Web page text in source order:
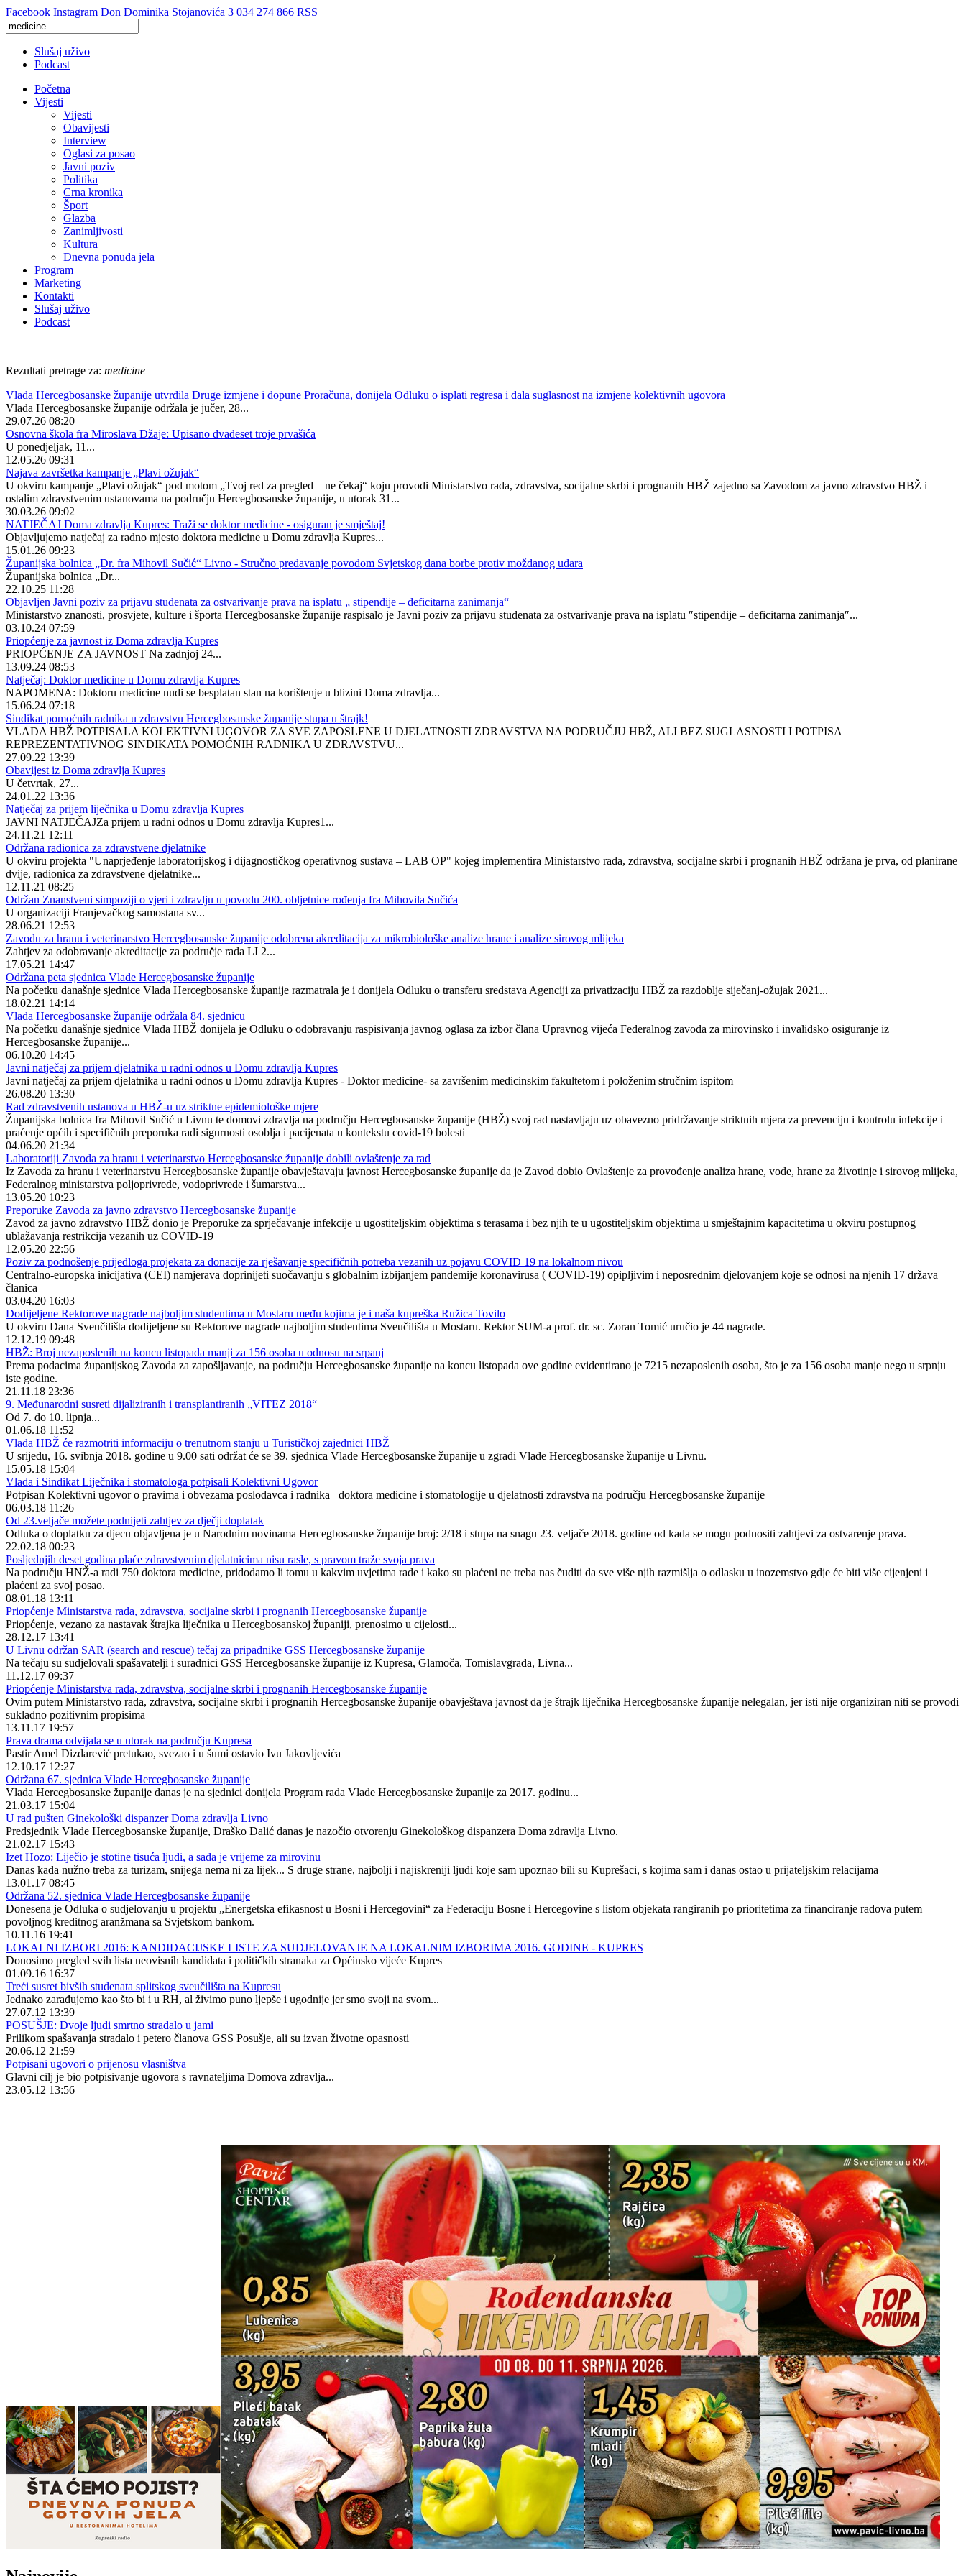
Facebook Instagram Don Dominika Stojanovića 3 034 274 866 RSS
Slušaj uživo
Podcast
Početna
Vijesti
Vijesti
Obavijesti
Interview
Oglasi za posao
Javni poziv
Politika
Crna kronika
Šport
Glazba
Zanimljivosti
Kultura
Dnevna ponuda jela
Program
Marketing
Kontakti
Slušaj uživo
Podcast
Rezultati pretrage za: medicine
Vlada Hercegbosanske županije utvrdila Druge izmjene i dopune Proračuna, donijela Odluku o isplati regresa i dala suglasnost na izmjene kolektivnih ugovora
Vlada Hercegbosanske županije održala je jučer, 28...
29.07.26 08:20
Osnovna škola fra Miroslava Džaje: Upisano dvadeset troje prvašića
U ponedjeljak, 11...
12.05.26 09:31
Najava završetka kampanje „Plavi ožujak“
U okviru kampanje „Plavi ožujak“ pod motom „Tvoj red za pregled – ne čekaj“ koju provodi Ministarstvo rada, zdravstva, socijalne skrbi i prognanih HBŽ zajedno sa Zavodom za javno zdravstvo HBŽ i
ostalim zdravstvenim ustanovama na području Hercegbosanske županije, u utorak 31...
30.03.26 09:02
NATJEČAJ Doma zdravlja Kupres: Traži se doktor medicine - osiguran je smještaj!
Objavljujemo natječaj za radno mjesto doktora medicine u Domu zdravlja Kupres...
15.01.26 09:23
Županijska bolnica „Dr. fra Mihovil Sučić“ Livno - Stručno predavanje povodom Svjetskog dana borbe protiv moždanog udara
Županijska bolnica „Dr...
22.10.25 11:28
Objavljen Javni poziv za prijavu studenata za ostvarivanje prava na isplatu „ stipendije – deficitarna zanimanja“
Ministarstvo znanosti, prosvjete, kulture i športa Hercegbosanske županije raspisalo je Javni poziv za prijavu studenata za ostvarivanje prava na isplatu ″stipendije – deficitarna zanimanja″...
03.10.24 07:59
Priopćenje za javnost iz Doma zdravlja Kupres
PRIOPĆENJE ZA JAVNOST Na zadnjoj 24...
13.09.24 08:53
Natječaj: Doktor medicine u Domu zdravlja Kupres
NAPOMENA: Doktoru medicine nudi se besplatan stan na korištenje u blizini Doma zdravlja...
15.06.24 07:18
Sindikat pomoćnih radnika u zdravstvu Hercegbosanske županije stupa u štrajk!
VLADA HBŽ POTPISALA KOLEKTIVNI UGOVOR ZA SVE ZAPOSLENE U DJELATNOSTI ZDRAVSTVA NA PODRUČJU HBŽ, ALI BEZ SUGLASNOSTI I POTPISA
REPREZENTATIVNOG SINDIKATA POMOĆNIH RADNIKA U ZDRAVSTVU...
27.09.22 13:39
Obavijest iz Doma zdravlja Kupres
U četvrtak, 27...
24.01.22 13:36
Natječaj za prijem liječnika u Domu zdravlja Kupres
JAVNI NATJEČAJZa prijem u radni odnos u Domu zdravlja Kupres1...
24.11.21 12:11
Održana radionica za zdravstvene djelatnike
U okviru projekta "Unaprjeđenje laboratorijskog i dijagnostičkog operativnog sustava – LAB OP" kojeg implementira Ministarstvo rada, zdravstva, socijalne skrbi i prognanih HBŽ održana je prva, od planirane
dvije, radionica za zdravstvene djelatnike...
12.11.21 08:25
Održan Znanstveni simpoziji o vjeri i zdravlju u povodu 200. obljetnice rođenja fra Mihovila Sučića
U organizaciji Franjevačkog samostana sv...
28.06.21 12:53
Zavodu za hranu i veterinarstvo Hercegbosanske županije odobrena akreditacija za mikrobiološke analize hrane i analize sirovog mlijeka
Zahtjev za odobravanje akreditacije za područje rada LI 2...
17.05.21 14:47
Održana peta sjednica Vlade Hercegbosanske županije
Na početku današnje sjednice Vlada Hercegbosanske županije razmatrala je i donijela Odluku o transferu sredstava Agenciji za privatizaciju HBŽ za razdoblje siječanj-ožujak 2021...
18.02.21 14:14
Vlada Hercegbosanske županije održala 84. sjednicu
Na početku današnje sjednice Vlada HBŽ donijela je Odluku o odobravanju raspisivanja javnog oglasa za izbor člana Upravnog vijeća Federalnog zavoda za mirovinsko i invalidsko osiguranje iz
Hercegbosanske županije...
06.10.20 14:45
Javni natječaj za prijem djelatnika u radni odnos u Domu zdravlja Kupres
Javni natječaj za prijem djelatnika u radni odnos u Domu zdravlja Kupres - Doktor medicine- sa završenim medicinskim fakultetom i položenim stručnim ispitom
26.08.20 13:30
Rad zdravstvenih ustanova u HBŽ-u uz striktne epidemiološke mjere
Županijska bolnica fra Mihovil Sučić u Livnu te domovi zdravlja na području Hercegbosanske županije (HBŽ) svoj rad nastavljaju uz obavezno pridržavanje striktnih mjera za prevenciju i kontrolu infekcije i
praćenje općih i specifičnih preporuka radi sigurnosti osoblja i pacijenata u kontekstu covid-19 bolesti
04.06.20 21:34
Laboratoriji Zavoda za hranu i veterinarstvo Hercegbosanske županije dobili ovlaštenje za rad
Iz Zavoda za hranu i veterinarstvu Hercegbosanske županije obavještavaju javnost Hercegbosanske županije da je Zavod dobio Ovlaštenje za provođenje analiza hrane, vode, hrane za životinje i sirovog mlijeka,
Federalnog ministarstva poljoprivrede, vodoprivrede i šumarstva...
13.05.20 10:23
Preporuke Zavoda za javno zdravstvo Hercegbosanske županije
Zavod za javno zdravstvo HBŽ donio je Preporuke za sprječavanje infekcije u ugostiteljskim objektima s terasama i bez njih te u ugostiteljskim objektima u smještajnim kapacitetima u okviru postupnog
ublažavanja restrikcija vezanih uz COVID-19
12.05.20 22:56
Poziv za podnošenje prijedloga projekata za donacije za rješavanje specifičnih potreba vezanih uz pojavu COVID 19 na lokalnom nivou
Centralno-europska inicijativa (CEI) namjerava doprinijeti suočavanju s globalnim izbijanjem pandemije koronavirusa ( COVID-19) opipljivim i neposrednim djelovanjem koje se odnosi na njenih 17 država
članica
03.04.20 16:03
Dodijeljene Rektorove nagrade najboljim studentima u Mostaru među kojima je i naša kupreška Ružica Tovilo
U okviru Dana Sveučilišta dodijeljene su Rektorove nagrade najboljim studentima Sveučilišta u Mostaru. Rektor SUM-a prof. dr. sc. Zoran Tomić uručio je 44 nagrade.
12.12.19 09:48
HBŽ: Broj nezaposlenih na koncu listopada manji za 156 osoba u odnosu na srpanj
Prema podacima županijskog Zavoda za zapošljavanje, na području Hercegbosanske županije na koncu listopada ove godine evidentirano je 7215 nezaposlenih osoba, što je za 156 osoba manje nego u srpnju
iste godine.
21.11.18 23:36
9. Međunarodni susreti dijaliziranih i transplantiranih „VITEZ 2018“
Od 7. do 10. lipnja...
01.06.18 11:52
Vlada HBŽ će razmotriti informaciju o trenutnom stanju u Turističkoj zajednici HBŽ
U srijedu, 16. svibnja 2018. godine u 9.00 sati održat će se 39. sjednica Vlade Hercegbosanske županije u zgradi Vlade Hercegbosanske županije u Livnu.
15.05.18 15:04
Vlada i Sindikat Liječnika i stomatologa potpisali Kolektivni Ugovor
Potpisan Kolektivni ugovor o pravima i obvezama poslodavca i radnika –doktora medicine i stomatologije u djelatnosti zdravstva na području Hercegbosanske županije
06.03.18 11:26
Od 23.veljače možete podnijeti zahtjev za dječji doplatak
Odluka o doplatku za djecu objavljena je u Narodnim novinama Hercegbosanske županije broj: 2/18 i stupa na snagu 23. veljače 2018. godine od kada se mogu podnositi zahtjevi za ostvarenje prava.
22.02.18 00:23
Posljednjih deset godina plaće zdravstvenim djelatnicima nisu rasle, s pravom traže svoja prava
Na području HNŽ-a radi 750 doktora medicine, pridodamo li tomu u kakvim uvjetima rade i kako su plaćeni ne treba nas čuditi da sve više njih razmišlja o odlasku u inozemstvo gdje će biti više cijenjeni i
plaćeni za svoj posao.
08.01.18 13:11
Priopćenje Ministarstva rada, zdravstva, socijalne skrbi i prognanih Hercegbosanske županije
Priopćenje, vezano za nastavak štrajka liječnika u Hercegbosanskoj županiji, prenosimo u cijelosti...
28.12.17 13:41
U Livnu održan SAR (search and rescue) tečaj za pripadnike GSS Hercegbosanske županije
Na tečaju su sudjelovali spašavatelji i suradnici GSS Hercegbosanske županije iz Kupresa, Glamoča, Tomislavgrada, Livna...
11.12.17 09:37
Priopćenje Ministarstva rada, zdravstva, socijalne skrbi i prognanih Hercegbosanske županije
Ovim putem Ministarstvo rada, zdravstva, socijalne skrbi i prognanih Hercegbosanske županije obavještava javnost da je štrajk liječnika Hercegbosanske županije nelegalan, jer isti nije organiziran niti se provodi
sukladno pozitivnim propisima
13.11.17 19:57
Prava drama odvijala se u utorak na području Kupresa
Pastir Amel Dizdarević pretukao, svezao i u šumi ostavio Ivu Jakovljevića
12.10.17 12:27
Održana 67. sjednica Vlade Hercegbosanske županije
Vlada Hercegbosanske županije danas je na sjednici donijela Program rada Vlade Hercegbosanske županije za 2017. godinu...
21.03.17 15:04
U rad pušten Ginekološki dispanzer Doma zdravlja Livno
Predsjednik Vlade Hercegbosanske županije, Draško Dalić danas je nazočio otvorenju Ginekološkog dispanzera Doma zdravlja Livno.
21.02.17 15:43
Izet Hozo: Liječio je stotine tisuća ljudi, a sada je vrijeme za mirovinu
Danas kada nužno treba za turizam, snijega nema ni za lijek... S druge strane, najbolji i najiskreniji ljudi koje sam upoznao bili su Kuprešaci, s kojima sam i danas ostao u prijateljskim relacijama
13.01.17 08:45
Održana 52. sjednica Vlade Hercegbosanske županije
Donesena je Odluka o sudjelovanju u projektu „Energetska efikasnost u Bosni i Hercegovini“ za Federaciju Bosne i Hercegovine s listom objekata rangiranih po prioritetima za financiranje radova putem
povoljnog kreditnog aranžmana sa Svjetskom bankom.
10.11.16 19:41
LOKALNI IZBORI 2016: KANDIDACIJSKE LISTE ZA SUDJELOVANJE NA LOKALNIM IZBORIMA 2016. GODINE - KUPRES
Donosimo pregled svih lista neovisnih kandidata i političkih stranaka za Općinsko vijeće Kupres
01.09.16 16:37
Treći susret bivših studenata splitskog sveučilišta na Kupresu
Jednako zarađujemo kao što bi i u RH, al živimo puno ljepše i ugodnije jer smo svoji na svom...
27.07.12 13:39
POSUŠJE: Dvoje ljudi smrtno stradalo u jami
Prilikom spašavanja stradalo i petero članova GSS Posušje, ali su izvan životne opasnosti
20.06.12 21:59
Potpisani ugovori o prijenosu vlasništva
Glavni cilj je bio potpisivanje ugovora s ravnateljima Domova zdravlja...
23.05.12 13:56